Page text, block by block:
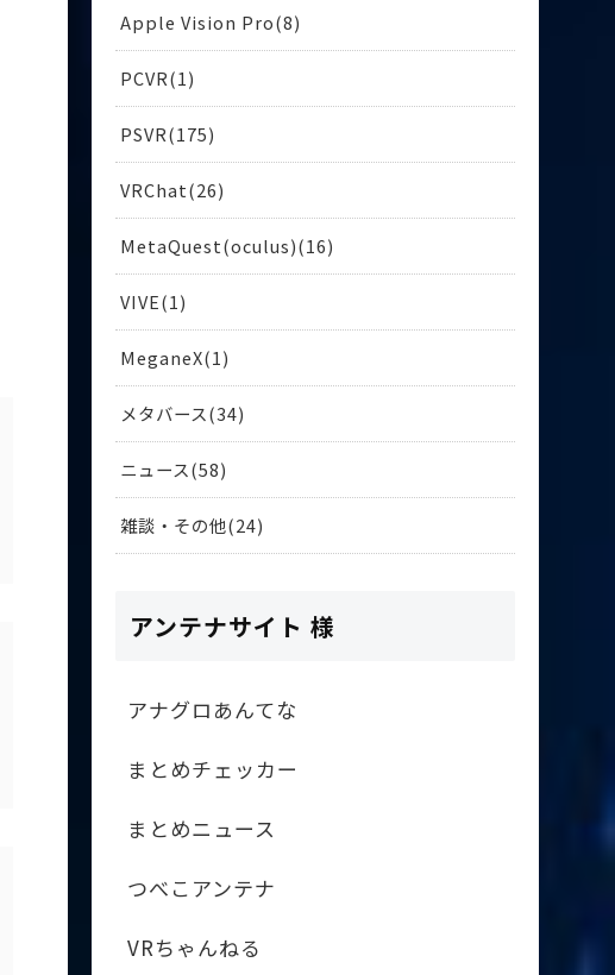
Apple Vision Pro 8
PCVR 1
PSVR 175
VRChat 26
MetaQuest(oculus) 16
VIVE 1
MeganeX 1
メタバース 34
ニュース 58
雑談・その他 24
アンテナサイト 様
アナグロあんてな
まとめチェッカー
まとめニュース
つべこアンテナ
VRちゃんねる